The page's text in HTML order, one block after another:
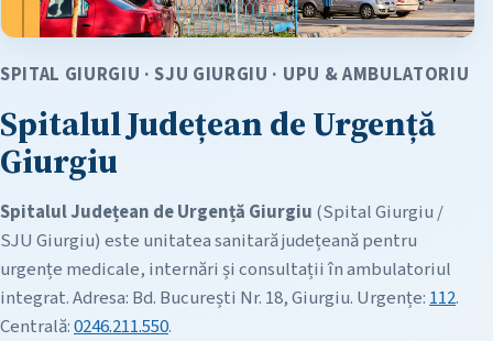
SPITAL GIURGIU · SJU GIURGIU · UPU & AMBULATORIU
Spitalul Județean de Urgență
Giurgiu
Spitalul Județean de Urgență Giurgiu (Spital Giurgiu /
SJU Giurgiu) este unitatea sanitară județeană pentru
urgențe medicale, internări și consultații în ambulatoriul
integrat. Adresa: Bd. București Nr. 18, Giurgiu. Urgențe: 112.
Centrală:0246.211.550.